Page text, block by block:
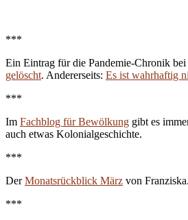
***
Ein Eintrag für die Pandemie-Chronik
gelöscht. Andererseits: Es ist wahrhaftig
***
Im Fachblog für Bewölkung gibt es
auch etwas Kolonialgeschichte.
***
DerMonatsrückblick März von Franziska.
***